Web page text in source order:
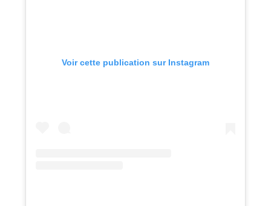
Voir cette publication sur Instagram